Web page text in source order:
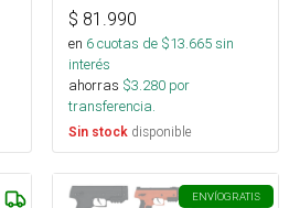
$ 81.990
en 6cuotas de $13.665sin
interés
ahorras $3.280 por
transferencia.
Sin stock disponible
ENVÍOGRATIS